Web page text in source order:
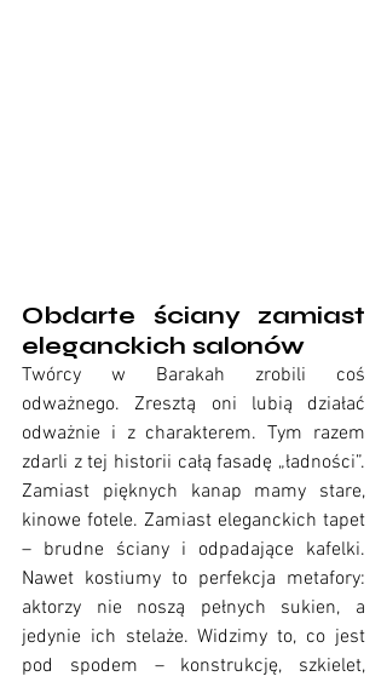
Obdarte ściany zamiast
eleganckich salonów
Twórcy w Barakah zrobili coś
odważnego. Zresztą oni lubią działać
odważnie i z charakterem. Tym razem
zdarli z tej historii całą fasadę „ładności”.
Zamiast pięknych kanap mamy stare,
kinowe fotele. Zamiast eleganckich tapet
– brudne ściany i odpadające kafelki.
Nawet kostiumy to perfekcja metafory:
aktorzy nie noszą pełnych sukien, a
jedynie ich stelaże. Widzimy to, co jest
pod spodem – konstrukcję, szkielet,